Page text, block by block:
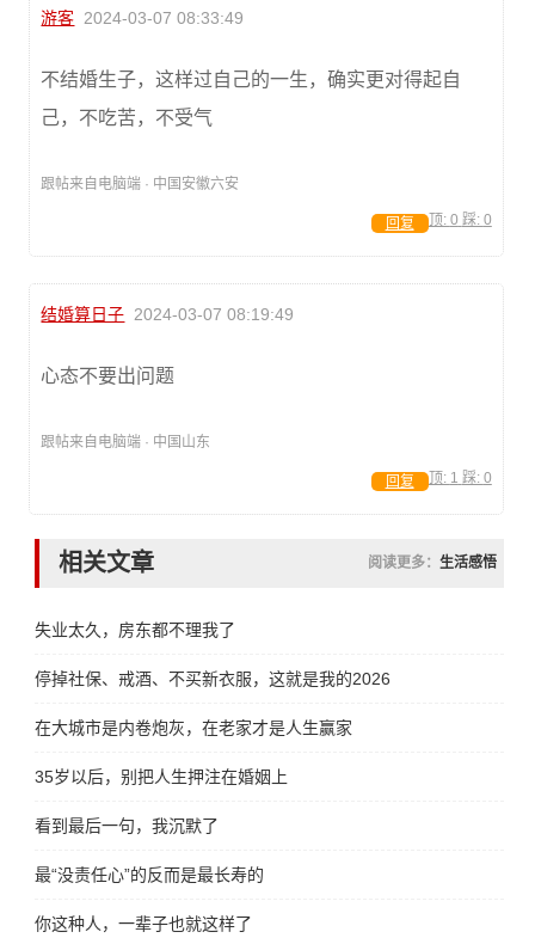
游客 2024-03-07 08:33:49
不结婚生子，这样过自己的一生，确实更对得起自
己，不吃苦，不受气
跟帖来自电脑端 · 中国安徽六安
顶: 0 踩: 0
回复
结婚算日子 2024-03-07 08:19:49
心态不要出问题
跟帖来自电脑端 · 中国山东
顶: 1 踩: 0
回复
相关文章 阅读更多： 生活感悟
失业太久，房东都不理我了
停掉社保、戒酒、不买新衣服，这就是我的2026
在大城市是内卷炮灰，在老家才是人生赢家
35岁以后，别把人生押注在婚姻上
看到最后一句，我沉默了
最“没责任心”的反而是最长寿的
你这种人，一辈子也就这样了